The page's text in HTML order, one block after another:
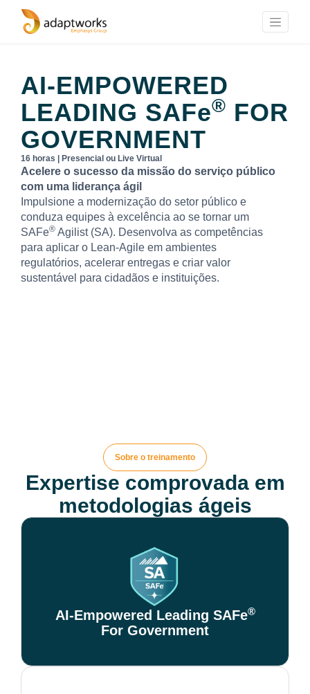
AI-EMPOWERED
LEADING SAFe® FOR
GOVERNMENT
16 horas | Presencial ou Live Virtual
Acelere o sucesso da missão do serviço público
com uma liderança ágil
Impulsione a modernização do setor público e
conduza equipes à excelência ao se tornar um
SAFe® Agilist (SA). Desenvolva as competências
para aplicar o Lean-Agile em ambientes
regulatórios, acelerar entregas e criar valor
sustentável para cidadãos e instituições.
Sobre o treinamento
Expertise comprovada em
metodologias ágeis
AI-Empowered Leading SAFe®
For Government